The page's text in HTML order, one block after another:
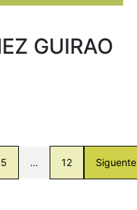
GUIRAO
5 … 12 Siguente